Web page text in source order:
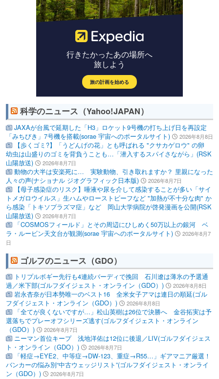
科学のニュース（Yahoo!JAPAN）
JAXAが台風で延期した「H3」ロケット9号機の打ち上げ日を再設定
「みちびき」7号機を搭載(sorae 宇宙へのポータルサイト)
2026年8月8日
【歩くゴミ?】「うどんげの花」とも呼ばれる "クサカゲロウ" の卵
幼虫は山盛りのゴミを背負うことも…「潜入するスパイさながら」(RSK
山陽放送)
2026年8月7日
動物の大半は安楽死に… 実験動物、引き取れますか？ 里親になった
人々の声(ナショナル ジオグラフィック日本版)
2026年8月7日
【母子感染症のリスク】唾液や尿を介して感染することが多い「サイ
トメガロウイルス」生ハムやローストビーフなど "加熱が不十分な肉" か
ら感染「トキソプラズマ症」など 岡山大学病院が啓発漫画を公開(RSK
山陽放送)
2026年8月7日
「COSMOSフィールド」とその周辺にひしめく50万以上の銀河 ベ
ラ・ルービン天文台が観測(sorae 宇宙へのポータルサイト)
2026年8月7
日
ゴルフのニュース（GDO）
トリプルボギー先行も4連続バーディで挽回 石川遼は薄氷の予選通
過／米下部(ゴルフダイジェスト・オンライン（GDO）)
2026年8月8日
岩永杏奈が日本勢唯一のベスト16 全米女子アマは連日の順延(ゴル
フダイジェスト・オンライン（GDO）)
2026年8月8日
「全てが良くないですが…」松山英樹は26位で決勝へ 金谷拓実は予
選落ちでプレーオフシリーズ逃す(ゴルフダイジェスト・オンライン
（GDO）)
2026年8月7日
ニーマン首位キープ 浅地洋佑は12位に後退／LIV(ゴルフダイジェス
ト・オンライン（GDO）)
2026年8月7日
「軽症→EYE2、中等症→DW-123、重症→R55…」ギアマニア厳選！
バンカーの悩み別“中古ウェッジリスト”(ゴルフダイジェスト・オンライ
ン（GDO）)
2026年8月7日